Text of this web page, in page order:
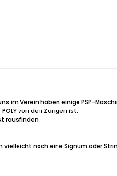
im Verein haben einige PSP-
von den Zangen ist.
rausfinden.
noch eine Signum oder